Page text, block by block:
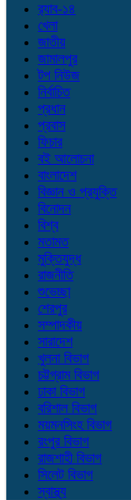
র‌্যাব-১৪
খেলা
জাতীয়
জামালপুর
টপ নিউজ
নির্বাচিত
প্রধান
প্রবাস
ফিচার
বই আলোচনা
বাংলাদেশ
বিজ্ঞান ও প্রযুক্তি
বিনোদন
বিশ্ব
মতামত
মুক্তিযুদ্ধ
রাজনীতি
শুভেচ্ছা
শেরপুর
সম্পাদকীয়
সারাদেশ
খুলনা বিভাগ
চট্টগ্রাম বিভাগ
ঢাকা বিভাগ
বরিশাল বিভাগ
ময়মনসিংহ বিভাগ
রংপুর বিভাগ
রাজশাহী বিভাগ
সিলেট বিভাগ
স্বাস্থ্য